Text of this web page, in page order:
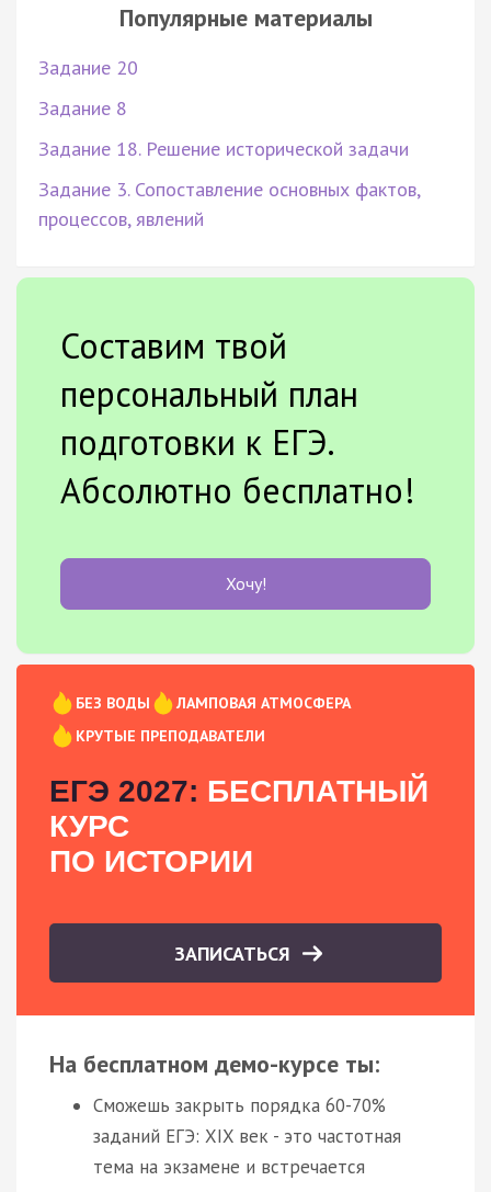
Популярные материалы
Задание 20
Задание 8
Задание 18. Решение исторической задачи
Задание 3. Сопоставление основных фактов,
процессов, явлений
Составим твой
персональный план
подготовки к ЕГЭ.
Абсолютно бесплатно!
Хочу!
БЕЗ ВОДЫ
ЛАМПОВАЯ АТМОСФЕРА
КРУТЫЕ ПРЕПОДАВАТЕЛИ
ЕГЭ 2027: БЕСПЛАТНЫЙ
КУРС
ПО ИСТОРИИ
ЗАПИСАТЬСЯ
На бесплатном демо-курсе ты:
Сможешь закрыть порядка 60-70%
заданий ЕГЭ: XIX век - это частотная
тема на экзамене и встречается